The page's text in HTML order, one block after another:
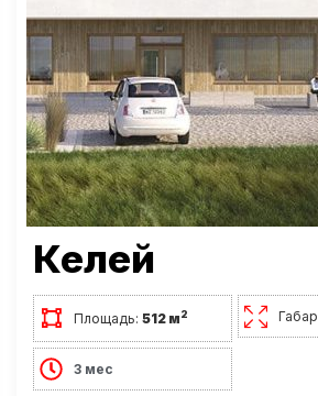
Келей
Площадь: 512 м2
3 мес